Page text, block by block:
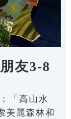
友3-8
「高山水
美麗森林和